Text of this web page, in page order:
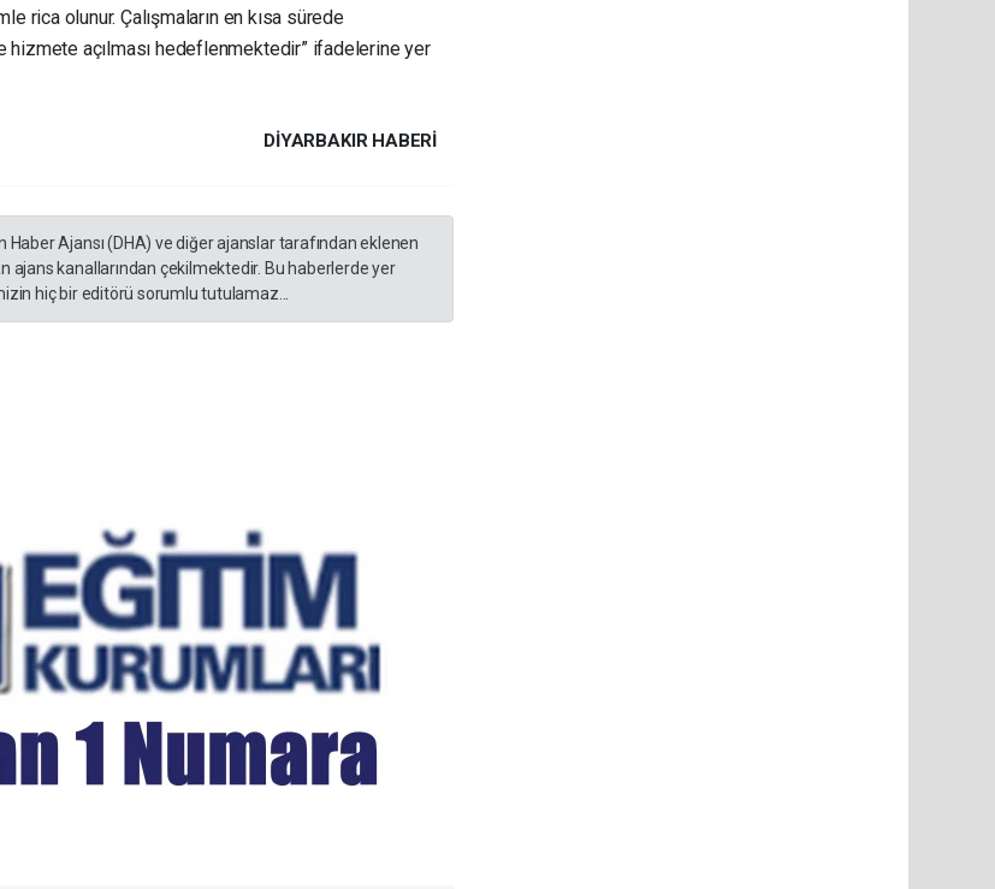
rica olunur. Çalışmaların en kısa sürede
açılması hedeflenmektedir” ifadelerine yer
DIYARBAKIR HABERİ
Ajansı (DHA) ve diğer ajanslar tarafından eklenen
kanallarından çekilmektedir. Bu haberlerde yer
hiç bir editörü sorumlu tutulamaz...